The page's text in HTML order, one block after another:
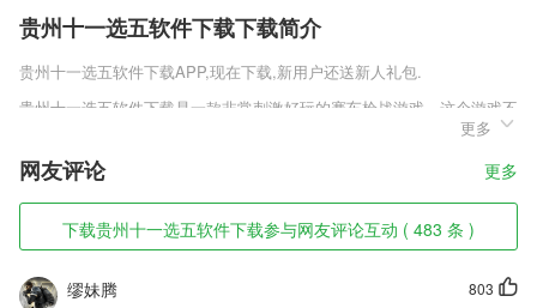
贵州十一选五软件下载下载简介
贵州十一选五软件下载APP,现在下载,新用户还送新人礼包.
贵州十一选五软件下载是一款非常刺激好玩的赛车枪战游戏，这个游戏不
光是有赛车竞速的元素，还有很多的枪战元素，你的车子上会搭配很多的
武器，让你和对手攻击，这里会有很多对手你必须要把他们都消灭掉才能
获得比赛的胜利，其他人也是会攻击的，非常的刺激。
贵州十一选五软件下载软件特色
1,使用看板，位置地图，图表等报表查看任务关键型数据。
2,支持跟随、环绕自拍模式，可以实时控制无人机的移动。
更多
网友评论 更多
下载贵州十一选五软件下载参与网友评论互动 ( 483 条 )
803
缪妹腾